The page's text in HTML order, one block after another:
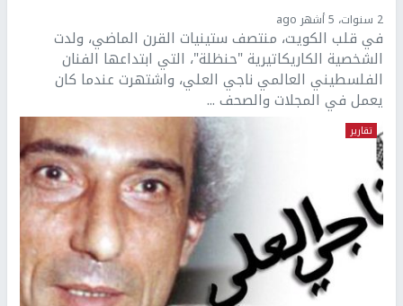
2 سنوات، 5 أشهر ago
في قلب الكويت، منتصف ستينيات القرن الماضي، ولدت
الشخصية الكاريكاتيرية "حنظلة"، التي ابتداعها الفنان
الفلسطيني العالمي ناجي العلي، واشتهرت عندما كان
يعمل في المجلات والصحف ...
تقارير